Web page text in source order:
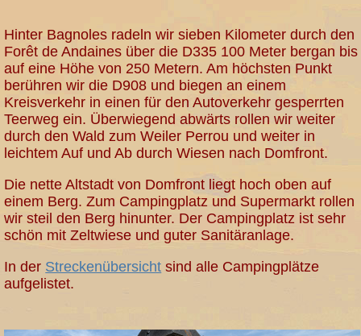
Hinter Bagnoles radeln wir sieben Kilometer durch den
Forêt de Andaines über die D335 100 Meter bergan bis
auf eine Höhe von 250 Metern. Am höchsten Punkt
berühren wir die D908 und biegen an einem
Kreisverkehr in einen für den Autoverkehr gesperrten
Teerweg ein. Überwiegend abwärts rollen wir weiter
durch den Wald zum Weiler Perrou und weiter in
leichtem Auf und Ab durch Wiesen nach Domfront.
Die nette Altstadt von Domfront liegt hoch oben auf
einem Berg. Zum Campingplatz und Supermarkt rollen
wir steil den Berg hinunter. Der Campingplatz ist sehr
schön mit Zeltwiese und guter Sanitäranlage.
In der Streckenübersicht sind alle Campingplätze
aufgelistet.